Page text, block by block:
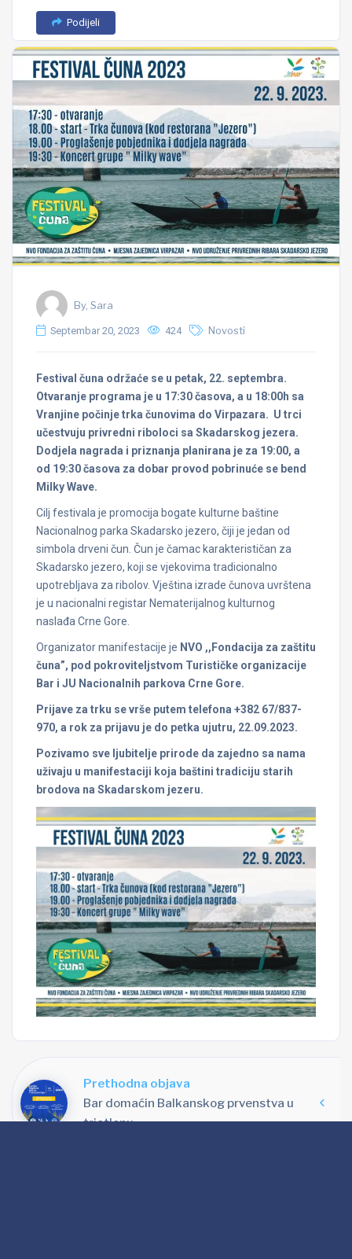
Podijeli
By, Sara
Septembar 20, 2023 424 Novosti
Festival čuna održaće se u petak, 22. septembra.
Otvaranje programa je u 17:30 časova, a u 18:00h sa
Vranjine počinje trka čunovima do Virpazara. U trci
učestvuju privredni riboloci sa Skadarskog jezera.
Dodjela nagrada i priznanja planirana je za 19:00, a
od 19:30 časova za dobar provod pobrinuće se bend
Milky Wave.
Cilj festivala je promocija bogate kulturne baštine
Nacionalnog parka Skadarsko jezero, čiji je jedan od
simbola drveni čun. Čun je čamac karakterističan za
Skadarsko jezero, koji se vjekovima tradicionalno
upotrebljava za ribolov. Vještina izrade čunova uvrštena
je u nacionalni registar Nematerijalnog kulturnog
naslađa Crne Gore.
Organizator manifestacije je NVO ,,Fondacija za zaštitu
čuna”, pod pokroviteljstvom Turističke organizacije
Bar i JU Nacionalnih parkova Crne Gore.
Prijave za trku se vrše putem telefona +382 67/837-
970, a rok za prijavu je do petka ujutru, 22.09.2023.
Pozivamo sve ljubitelje prirode da zajedno sa nama
uživaju u manifestaciji koja baštini tradiciju starih
brodova na Skadarskom jezeru.
Prethodna objava
Bar domaćin Balkanskog prvenstva u
triatlonu